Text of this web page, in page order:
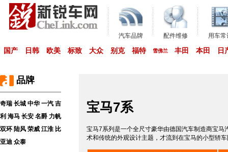
汽车品牌 配件维修 用车常
国产 日韩 欧美 标致 大众 别克 福特 雪佛兰 丰田 本田 日
品牌
奇瑞 长城 中华 一汽 吉
利 海马 长安 名爵 力帆
双环 陆风 荣威 江淮 比
亚迪 众泰
宝马7系
宝马7系列是一个全尺寸豪华由德国汽车制造商宝
术和传统的外观设计主题，才流到在宝马的小型轿